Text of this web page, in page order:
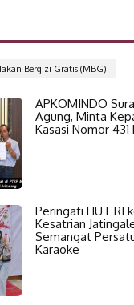
Bergizi Gratis (MBG)
APKOMINDO
Agung, Minta
Kasasi Nomor
Peringati HUT RI
Kesatrian
Semangat
Karaoke